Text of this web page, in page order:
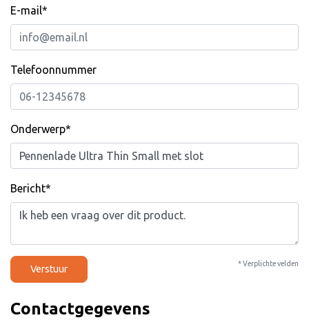
E-mail*
Telefoonnummer
Onderwerp*
Bericht*
Verstuur * Verplichte velden
Contactgegevens